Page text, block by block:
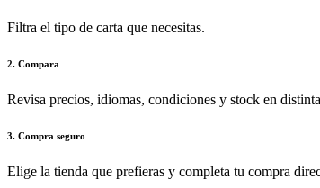
Filtra el tipo de carta que necesitas.
2. Compara
Revisa precios, idiomas, condiciones y stock en
3. Compra seguro
Elige la tienda que prefieras y completa tu compra